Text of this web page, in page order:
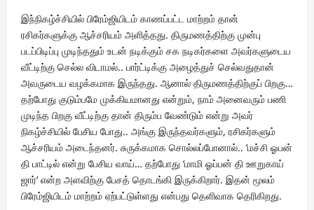
இந்நிகழ்ச்சியில் பிரேம்ஜியிடம் காணப்பட்ட மாற்றம் தான்
ரசிகர்களுக்கு ஆச்சரியம் அளித்தது. திருமணத்திற்கு முன்பு
படப்பிடிப்பு முடிந்ததும் உடன் நடிக்கும் சக நடிகர்களை அவர்களுடைய
வீட்டிற்கு செல்ல விடாமல்.. பார்ட்டிக்கு அழைத்துச் செல்வதுதான்
அவருடைய வழக்கமாக இருந்தது. ஆனால் திருமணத்திற்குப் பிறகு…
தற்போது குடும்பமே முக்கியமானது என்றும், நாம் அனைவரும் பணி
முடிந்த பிறகு வீட்டிற்கு தான் திரும்ப வேண்டும் என்று அவர்
நிகழ்ச்சியில் பேசிய போது.. அங்கு இருந்தவர்களும், ரசிகர்களும்
ஆச்சரியம் அடைந்தனர். சுருக்கமாக சொல்லப்போனால்.. ‘மச்சி ஓபன்
தி பாட்டில் என்று பேசிய வாய்… தற்போது ‘மாமி ஓப்பன் தி ஊறுகாய்
ஜார்’ என்ற அளவிற்கு பேசத் தொடங்கி இருக்கிறார். இதன் மூலம்
பிரேம்ஜியிடம் மாற்றம் ஏற்பட்டுள்ளது என்பது தெளிவாக தெரிகிறது.